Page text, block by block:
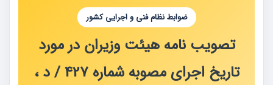
ضوابط نظام فنی و اجرایی کشور
تصویب نامه هیئت وزیران در مورد
تاریخ اجرای مصوبه شماره 427 / د ،